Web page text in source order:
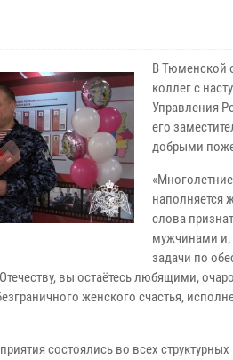
В Тюменской
коллег с
Управления
его
добрыми
наполняется
слова
мужчинами и,
задачи по
вы остаётесь любящими,
женского счастья,
состоялись во всех